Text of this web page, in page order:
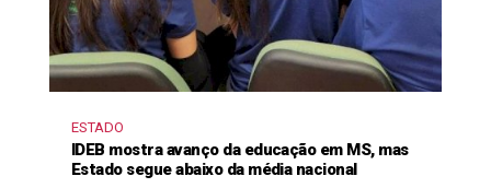
ESTADO
IDEB mostra avanço da educação em MS, mas
Estado segue abaixo da média nacional